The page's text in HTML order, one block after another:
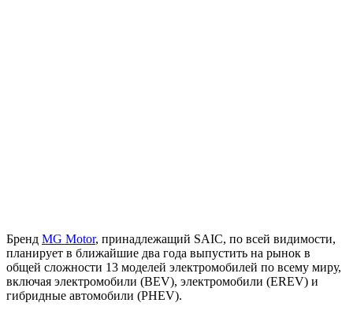
Бренд MG Motor, принадлежащий SAIC, по всей видимости,
планирует в ближайшие два года выпустить на рынок в
общей сложности 13 моделей электромобилей по всему миру,
включая электромобили (BEV), электромобили (EREV) и
гибридные автомобили (PHEV).